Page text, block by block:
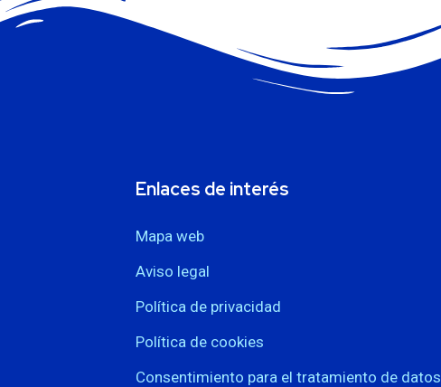
Enlaces de interés
Mapa web
Aviso legal
Política de privacidad
Política de cookies
Consentimiento para el tratamiento de datos